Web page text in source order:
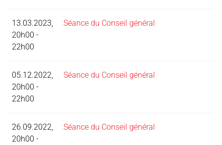
13.03.2023,
20h00 -
22h00
Séance du Conseil général
05.12.2022,
20h00 -
22h00
Séance du Conseil général
26.09.2022,
20h00 -
Séance du Conseil général